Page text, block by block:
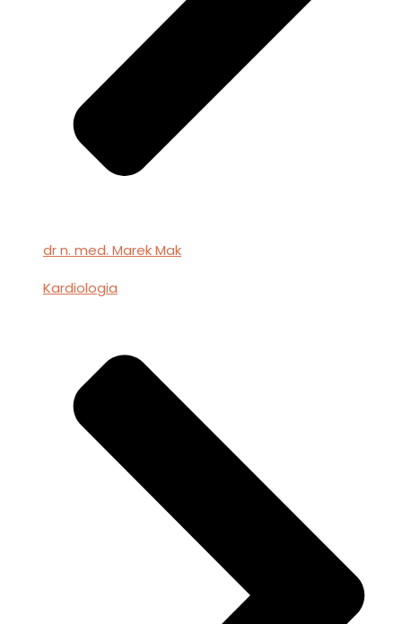
dr n. med. Marek Mak
Kardiologia